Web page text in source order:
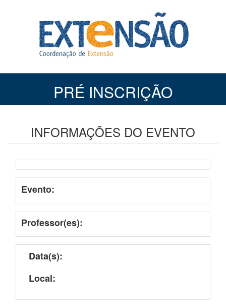
PRÉ INSCRIÇÃO
INFORMAÇÕES DO EVENTO
Evento:
Professor(es):
Data(s):
Local: